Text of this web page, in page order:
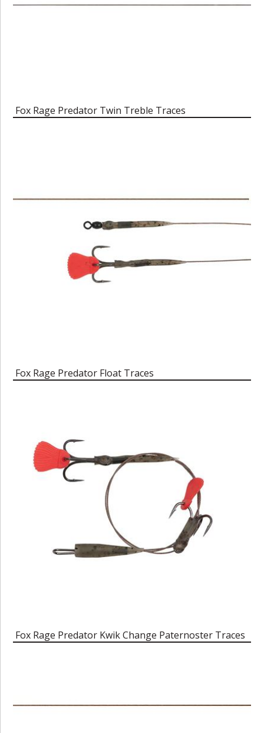
Fox Rage Predator Twin Treble Traces
Fox Rage Predator Float Traces
Fox Rage Predator Kwik Change Paternoster Traces